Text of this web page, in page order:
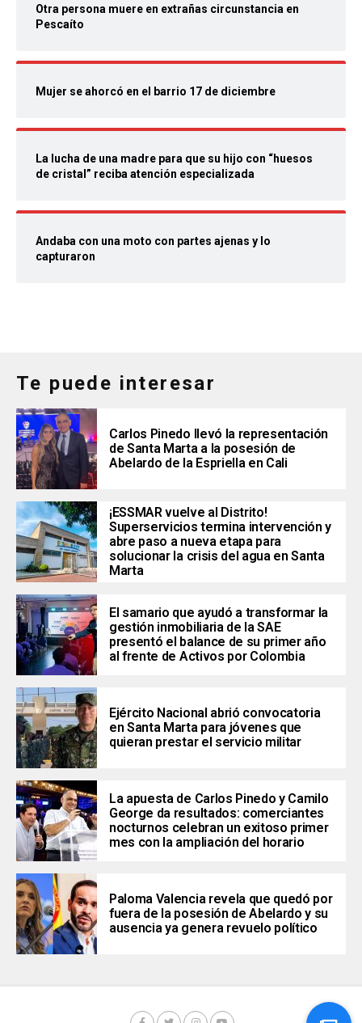
Otra persona muere en extrañas circunstancia en
Pescaíto
Mujer se ahorcó en el barrio 17 de diciembre
La lucha de una madre para que su hijo con “huesos
de cristal” reciba atención especializada
Andaba con una moto con partes ajenas y lo
capturaron
Te puede interesar
Carlos Pinedo llevó la representación
de Santa Marta a la posesión de
Abelardo de la Espriella en Cali
¡ESSMAR vuelve al Distrito!
Superservicios termina intervención y
abre paso a nueva etapa para
solucionar la crisis del agua en Santa
Marta
El samario que ayudó a transformar la
gestión inmobiliaria de la SAE
presentó el balance de su primer año
al frente de Activos por Colombia
Ejército Nacional abrió convocatoria
en Santa Marta para jóvenes que
quieran prestar el servicio militar
La apuesta de Carlos Pinedo y Camilo
George da resultados: comerciantes
nocturnos celebran un exitoso primer
mes con la ampliación del horario
Paloma Valencia revela que quedó por
fuera de la posesión de Abelardo y su
ausencia ya genera revuelo político